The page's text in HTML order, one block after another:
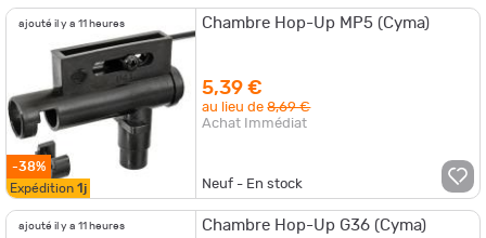
ajouté il y a 11 heures
-38%
Expédition 1j
Chambre Hop-Up MP5 (Cyma)
5,39 €
au lieu de8,69 €
Achat Immédiat
Neuf - En stock
ajouté il y a 11 heures Chambre Hop-Up G36 (Cyma)